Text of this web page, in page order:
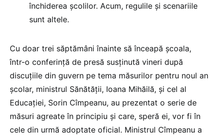
închiderea școlilor. Acum, regulile și scenariile
sunt altele.
Cu doar trei săptămâni înainte să înceapă școala,
într-o conferință de presă susținută vineri după
discuțiile din guvern pe tema măsurilor pentru noul an
școlar, ministrul Sănătății, Ioana Mihăilă, și cel al
Educației, Sorin Cîmpeanu, au prezentat o serie de
măsuri agreate în principiu și care, speră ei, vor fi în
cele din urmă adoptate oficial. Ministrul Cîmpeanu a